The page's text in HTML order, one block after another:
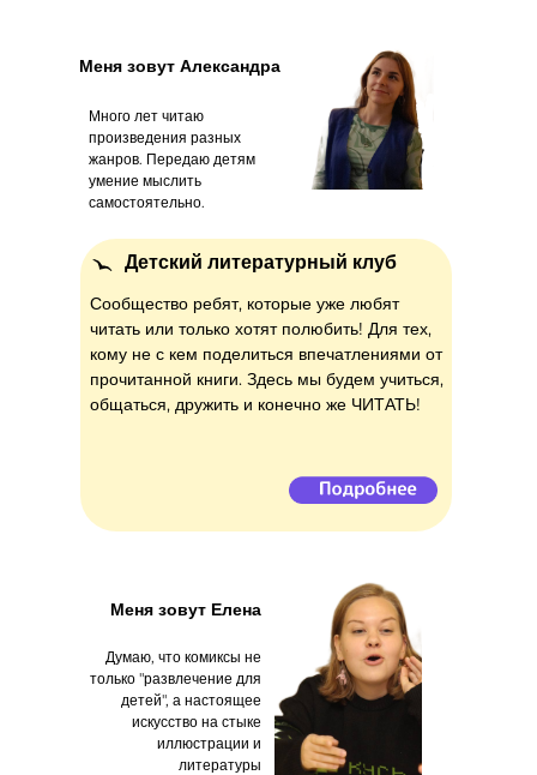
Детский литературный клуб
Сообщество ребят, которые уже любят
читать или только хотят полюбить! Для тех,
кому не с кем поделиться впечатлениями от
прочитанной книги. Здесь мы будем учиться,
общаться, дружить и конечно же ЧИТАТЬ!
Меня зовут Александра
Много лет читаю
произведения разных
жанров. Передаю детям
умение мыслить
самостоятельно.
Меня зовут Елена
Думаю, что комиксы не
только "развлечение для
детей", а настоящее
искусство на стыке
иллюстрации и
литературы